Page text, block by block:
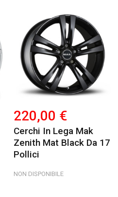
220,00 €
Cerchi In Lega Mak
Zenith Mat Black Da 17
Pollici
NON DISPONIBILE